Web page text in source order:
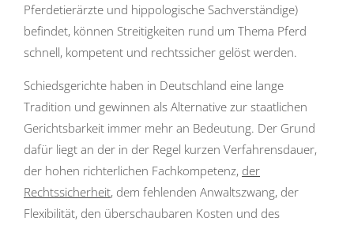
Pferdetierärzte und hippologische Sachverständige)
befindet, können Streitigkeiten rund um Thema Pferd
schnell, kompetent und rechtssicher gelöst werden.
Schiedsgerichte haben in Deutschland eine lange
Tradition und gewinnen als Alternative zur staatlichen
Gerichtsbarkeit immer mehr an Bedeutung. Der Grund
dafür liegt an der in der Regel kurzen Verfahrensdauer,
der hohen richterlichen Fachkompetenz, der
Rechtssicherheit, dem fehlenden Anwaltszwang, der
Flexibilität, den überschaubaren Kosten und des